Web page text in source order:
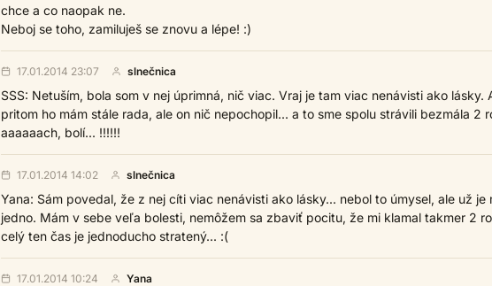
chce a co naopak ne.
Neboj se toho, zamiluješ se znovu a lépe! :)
17.01.2014 23:07 slnečnica
SSS: Netuším, bola som v nej úprimná, nič viac. Vraj je tam viac nenávisti ako lásky.
pritom ho mám stále rada, ale on nič nepochopil... a to sme spolu strávili bezmála 2
aaaaaach, bolí... !!!!!!
17.01.2014 14:02 slnečnica
Yana: Sám povedal, že z nej cíti viac nenávisti ako lásky... nebol to úmysel, ale už je
jedno. Mám v sebe veľa bolesti, nemôžem sa zbaviť pocitu, že mi klamal takmer 2
celý ten čas je jednoducho stratený... :(
17.01.2014 10:24 Yana